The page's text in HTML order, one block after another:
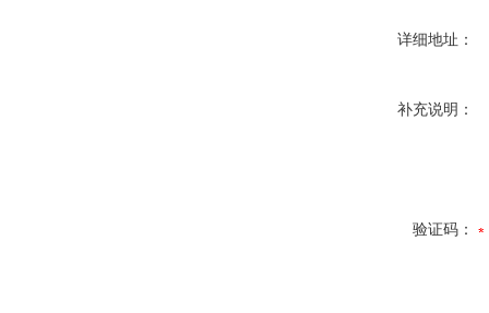
详细地址：
补充说明：
验证码：